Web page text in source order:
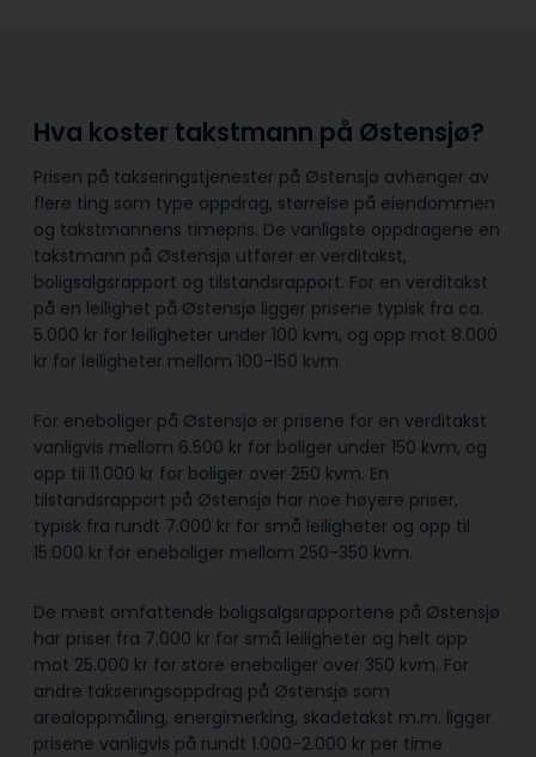
Hva koster takstmann på Østensjø?
Prisen på takseringstjenester på Østensjø avhenger av
flere ting som type oppdrag, størrelse på eiendommen
og takstmannens timepris. De vanligste oppdragene en
takstmann på Østensjø utfører er verditakst,
boligsalgsrapport og tilstandsrapport. For en verditakst
på en leilighet på Østensjø ligger prisene typisk fra ca.
5.000 kr for leiligheter under 100 kvm, og opp mot 8.000
kr for leiligheter mellom 100-150 kvm.
For eneboliger på Østensjø er prisene for en verditakst
vanligvis mellom 6.500 kr for boliger under 150 kvm, og
opp til 11.000 kr for boliger over 250 kvm. En
tilstandsrapport på Østensjø har noe høyere priser,
typisk fra rundt 7.000 kr for små leiligheter og opp til
15.000 kr for eneboliger mellom 250-350 kvm.
De mest omfattende boligsalgsrapportene på Østensjø
har priser fra 7.000 kr for små leiligheter og helt opp
mot 25.000 kr for store eneboliger over 350 kvm. For
andre takseringsoppdrag på Østensjø som
arealoppmåling, energimerking, skadetakst m.m. ligger
prisene vanligvis på rundt 1.000-2.000 kr per time